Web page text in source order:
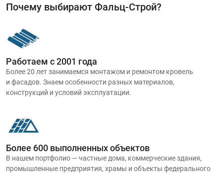
Почему выбирают Фальц-Строй?
Работаем с 2001 года
Более 20 лет занимаемся монтажом и ремонтом кровель
и фасадов. Знаем особенности разных материалов,
конструкций и условий эксплуатации.
Более 600 выполненных объектов
В нашем портфолио — частные дома, коммерческие здания,
промышленные предприятия, храмы и объекты федерального